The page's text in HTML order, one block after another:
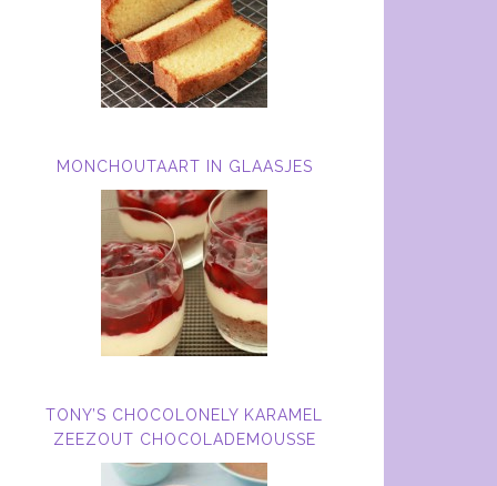
MONCHOUTAART IN GLAASJES
TONY’S CHOCOLONELY KARAMEL
ZEEZOUT CHOCOLADEMOUSSE